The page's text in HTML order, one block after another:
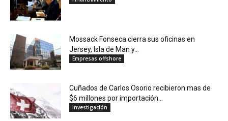
Mossack Fonseca cierra sus oficinas en
Jersey, Isla de Man y...
Empresas offshore
Cuñados de Carlos Osorio recibieron mas de
$6 millones por importación...
Investigación